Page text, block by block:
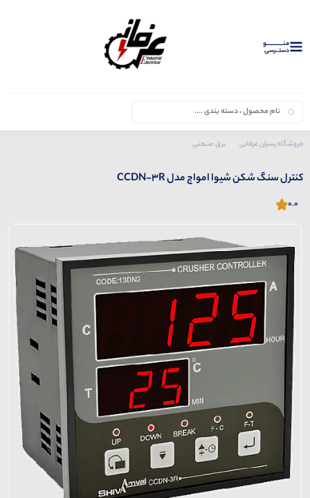
منــــــــــــو
دستــرسی
فروشگاه پسران عرفانی برق صنعتی
کنترل سنگ شکن شیوا امواج مدل CCDN-3R
0.0